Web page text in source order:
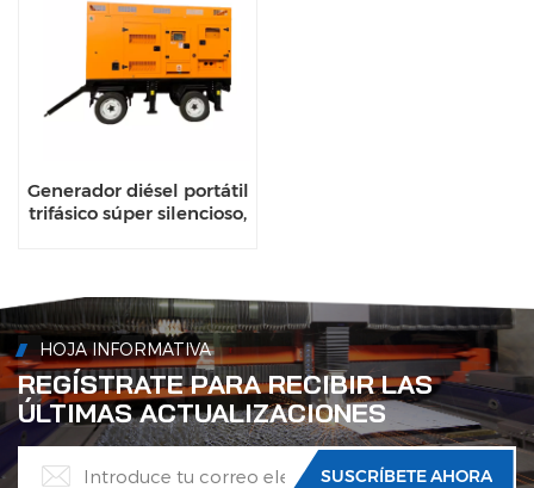
Generador diésel portátil
trifásico súper silencioso,
HOJA INFORMATIVA
REGÍSTRATE PARA RECIBIR LAS
ÚLTIMAS ACTUALIZACIONES